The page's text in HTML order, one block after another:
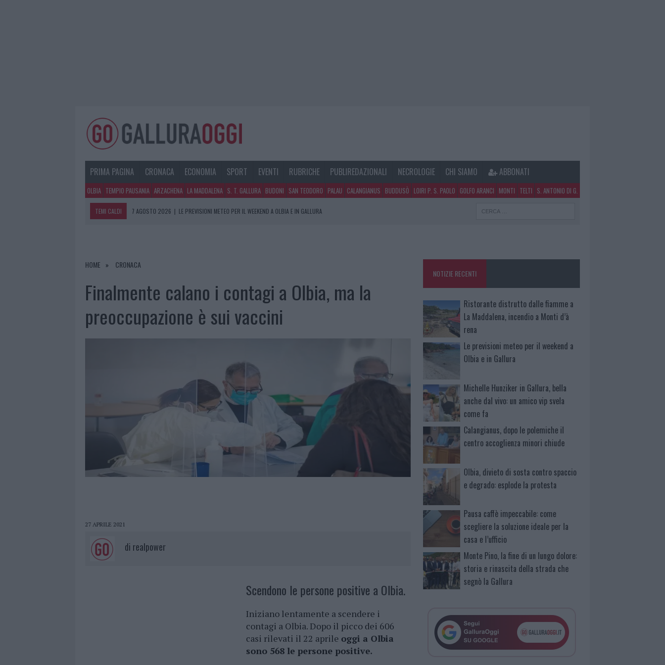
PRIMA PAGINA CRONACA ECONOMIA SPORT EVENTI RUBRICHE PUBLIREDAZIONALI NECROLOGIE CHI SIAMO ABBONATI
OLBIA TEMPIO PAUSANIA ARZACHENA LA MADDALENA S. T. GALLURA BUDONI SAN TEODORO PALAU CALANGIANUS BUDDUSÒ LOIRI P. S. PAOLO GOLFO ARANCI MONTI TELTI S. ANTONIO DI G.
TEMI CALDI 7 AGOSTO 2026 | LE PREVISIONI METEO PER IL WEEKEND A OLBIA E IN GALLURA
7 AGOSTO 2026
|
HOME CRONACA
Finalmente calano i contagi a Olbia, ma la
preoccupazione è sui vaccini
27 APRILE 2021
di realpower
Scendono le persone positive a Olbia.
Iniziano lentamente a scendere i
contagi a Olbia. Dopo il picco dei 606
casi rilevati il 22 aprile oggi a Olbia
sono 568 le persone positive.
NOTIZIE RECENTI
Ristorante distrutto dalle fiamme a
La Maddalena, incendio a Monti d’à
rena
Le previsioni meteo per il weekend a
Olbia e in Gallura
Michelle Hunziker in Gallura, bella
anche dal vivo: un amico vip svela
come fa
Calangianus, dopo le polemiche il
centro accoglienza minori chiude
Olbia, divieto di sosta contro spaccio
e degrado: esplode la protesta
Pausa caffè impeccabile: come
scegliere la soluzione ideale per la
casa e l’ufficio
Monte Pino, la fine di un lungo dolore:
storia e rinascita della strada che
segnò la Gallura